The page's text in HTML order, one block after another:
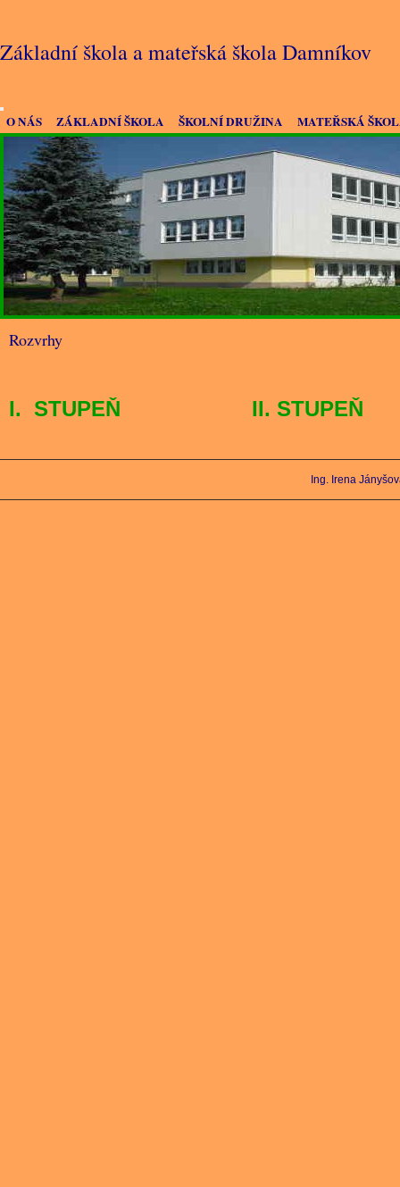
O NÁS ZÁKLADNÍ ŠKOLA ŠKOLNÍ DRUŽINA MATEŘSKÁ
Základní škola a mateřská škola Damníkov
Rozvrhy
I. STUPEŇ II. STUPEŇ
Ing. Irena